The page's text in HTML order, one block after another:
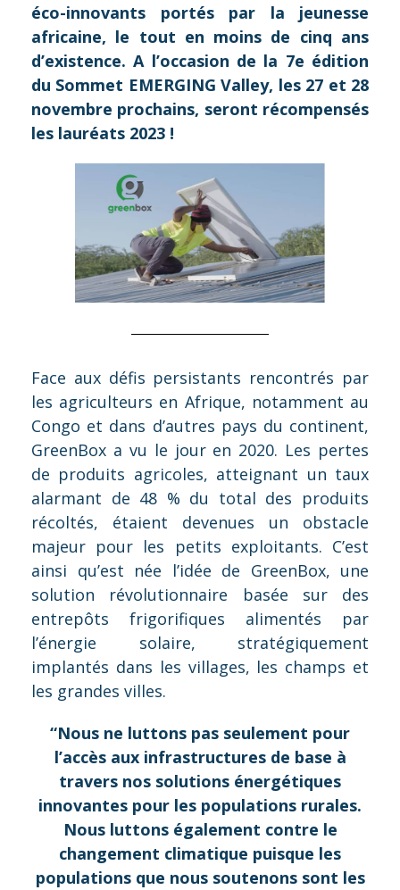
éco-innovants portés par la jeunesse
africaine, le tout en moins de cinq ans
d’existence. A l’occasion de la 7e édition
du Sommet EMERGING Valley, les 27 et 28
novembre prochains, seront récompensés
les lauréats 2023 !
Face aux défis persistants rencontrés par
les agriculteurs en Afrique, notamment au
Congo et dans d’autres pays du continent,
GreenBox a vu le jour en 2020. Les pertes
de produits agricoles, atteignant un taux
alarmant de 48 % du total des produits
récoltés, étaient devenues un obstacle
majeur pour les petits exploitants. C’est
ainsi qu’est née l’idée de GreenBox, une
solution révolutionnaire basée sur des
entrepôts frigorifiques alimentés par
l’énergie solaire, stratégiquement
implantés dans les villages, les champs et
les grandes villes.
“Nous ne luttons pas seulement pour
l’accès aux infrastructures de base à
travers nos solutions énergétiques
innovantes pour les populations rurales.
Nous luttons également contre le
changement climatique puisque les
populations que nous soutenons sont les